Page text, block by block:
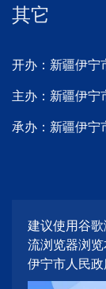
其它
开办：新疆伊宁
主办：新疆伊宁
承办：新疆伊宁
建议使用谷
流浏览器浏
伊宁市人民